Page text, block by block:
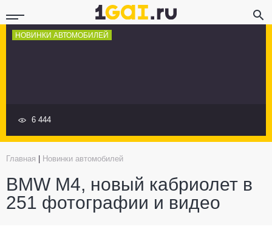
НОВИНКИ АВТОМОБИЛЕЙ
6 444
Главная Новинки автомобилей
BMW M4, новый кабриолет в
251 фотографии и видео